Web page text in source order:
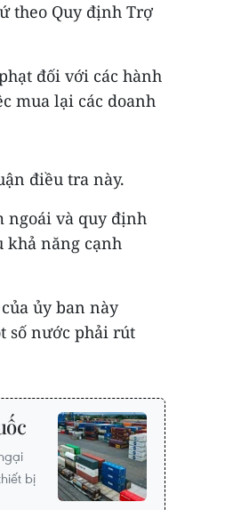
theo Quy định Trợ
đối với các hành
mua lại các doanh
điều tra này.
ngoái và quy định
khả năng cạnh
ủy ban này
số nước phải rút
bị